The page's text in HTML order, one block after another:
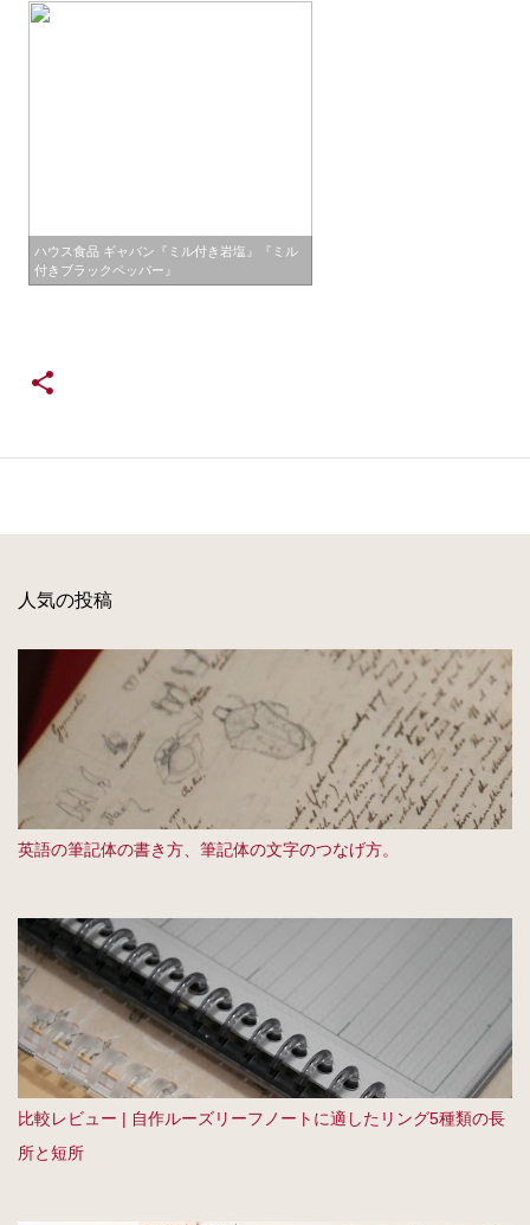
ハウス食品 ギャバン『ミル付き岩塩』『ミル
付きブラックペッパー』
人気の投稿
英語の筆記体の書き方、筆記体の文字のつなげ方。
比較レビュー | 自作ルーズリーフノートに適したリング5種類の長
所と短所